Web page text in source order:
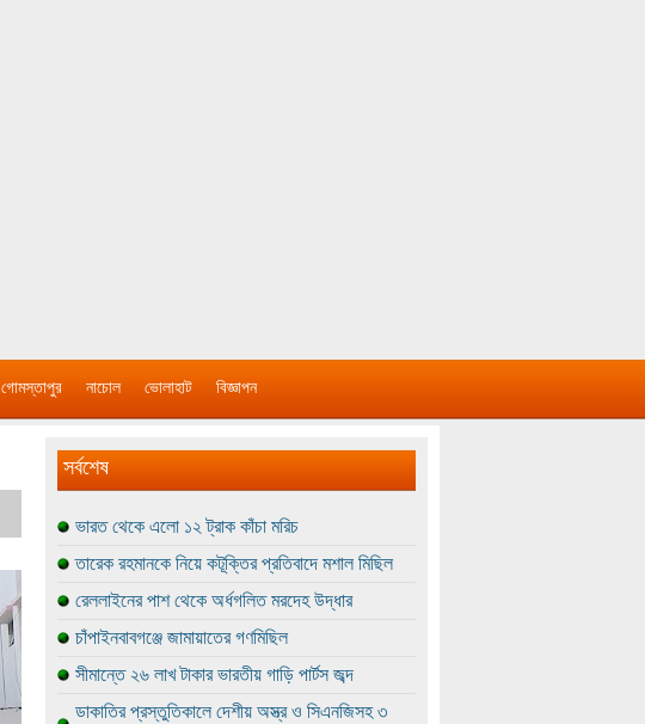
গোমস্তাপুর নাচোল ভোলাহাট বিজ্ঞাপন
সর্বশেষ
ভারত থেকে এলো ১২ ট্রাক কাঁচা মরিচ
তারেক রহমানকে নিয়ে কটূক্তির প্রতিবাদে মশাল মিছিল
রেললাইনের পাশ থেকে অর্ধগলিত মরদেহ উদ্ধার
চাঁপাইনবাবগঞ্জে জামায়াতের গণমিছিল
সীমান্তে ২৬ লাখ টাকার ভারতীয় গাড়ি পার্টস জব্দ
ডাকাতির প্রস্তুতিকালে দেশীয় অস্ত্র ও সিএনজিসহ ৩